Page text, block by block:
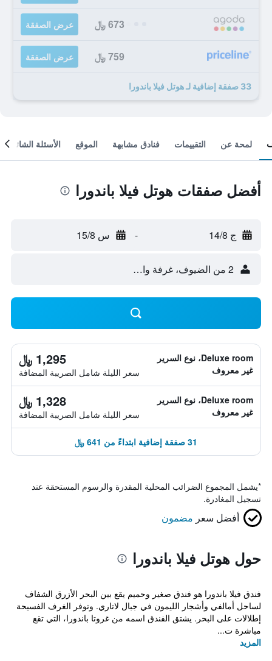
673 ﷼ عرض الصفقة
759 ﷼ عرض الصفقة
33 صفقة إضافية لـ هوتل فيلا باندورا
لمحة عن التقييمات فنادق مشابهة الموقع الأسئلة الشائعة
أفضل صفقات هوتل فيلا باندورا
ج 14/8 - س 15/8
2 من الضيوف، غرفة واحدة
Deluxe room، نوع السرير
غير معروف
1,295 ﷼
سعر الليلة شامل الصريبة المضافة
Deluxe room، نوع السرير
غير معروف
1,328 ﷼
سعر الليلة شامل الصريبة المضافة
31 صفقة إضافية ابتداءً من 641 ﷼
*يشمل المجموع الضرائب المحلية المقدرة والرسوم المستحقة عند
تسجيل المغادرة.
أفضل سعر مضمون
حول هوتل فيلا باندورا
فندق فيلا باندورا هو فندق صغير وحميم يقع بين البحر الأزرق الشفاف
لساحل أمالفي وأشجار الليمون في جبال لاتاري. وتوفر الغرف الفسيحة
إطلالات على البحر. يشتق الفندق اسمه من غروتا باندورا، التي تقع
مباشرة ت...
المزيد